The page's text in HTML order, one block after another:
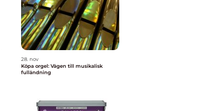
28. nov
Köpa orgel: Vägen till musikalisk
fulländning